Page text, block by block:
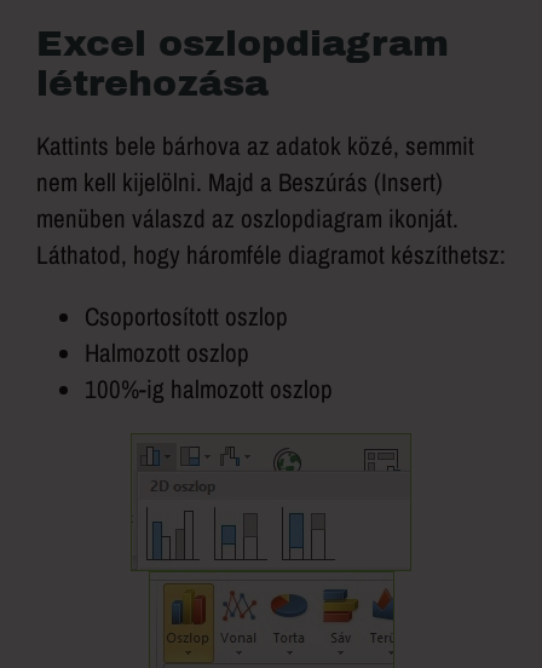
Excel oszlopdiagram
létrehozása
Kattints bele bárhova az adatok közé, semmit
nem kell kijelölni. Majd a Beszúrás (Insert)
menüben válaszd az oszlopdiagram ikonját.
Láthatod, hogy háromféle diagramot készíthetsz:
Csoportosított oszlop
Halmozott oszlop
100%-ig halmozott oszlop